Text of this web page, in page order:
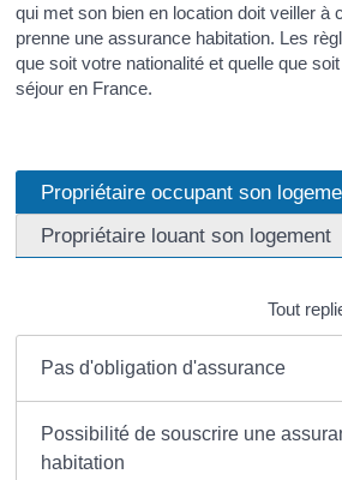
qui met son bien en location doit veiller à
prenne une assurance habitation. Les
que soit votre nationalité et quelle que
séjour en France.
Propriétaire occupant son
Propriétaire louant son logement
Tout
Pas d'obligation d'assurance
Possibilité de souscrire une
habitation